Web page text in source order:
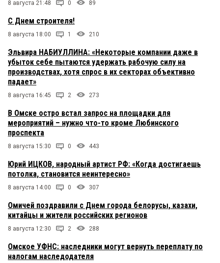
8 августа 21:48 0 89
С Днем строителя!
8 августа 18:00 1 210
Эльвира НАБИУЛЛИНА: «Некоторые компании даже в
убыток себе пытаются удержать рабочую силу на
производствах, хотя спрос в их секторах объективно
падает»
8 августа 16:45 2 273
В Омске остро встал запрос на площадки для
мероприятий – нужно что-то кроме Любинского
проспекта
8 августа 15:30 0 443
Юрий ИЦКОВ, народный артист РФ: «Когда достигаешь
потолка, становится неинтересно»
8 августа 14:00 0 307
Омичей поздравили с Днем города белорусы, казахи,
китайцы и жители российских регионов
8 августа 12:30 2 288
Омское УФНС: наследники могут вернуть переплату по
налогам наследодателя